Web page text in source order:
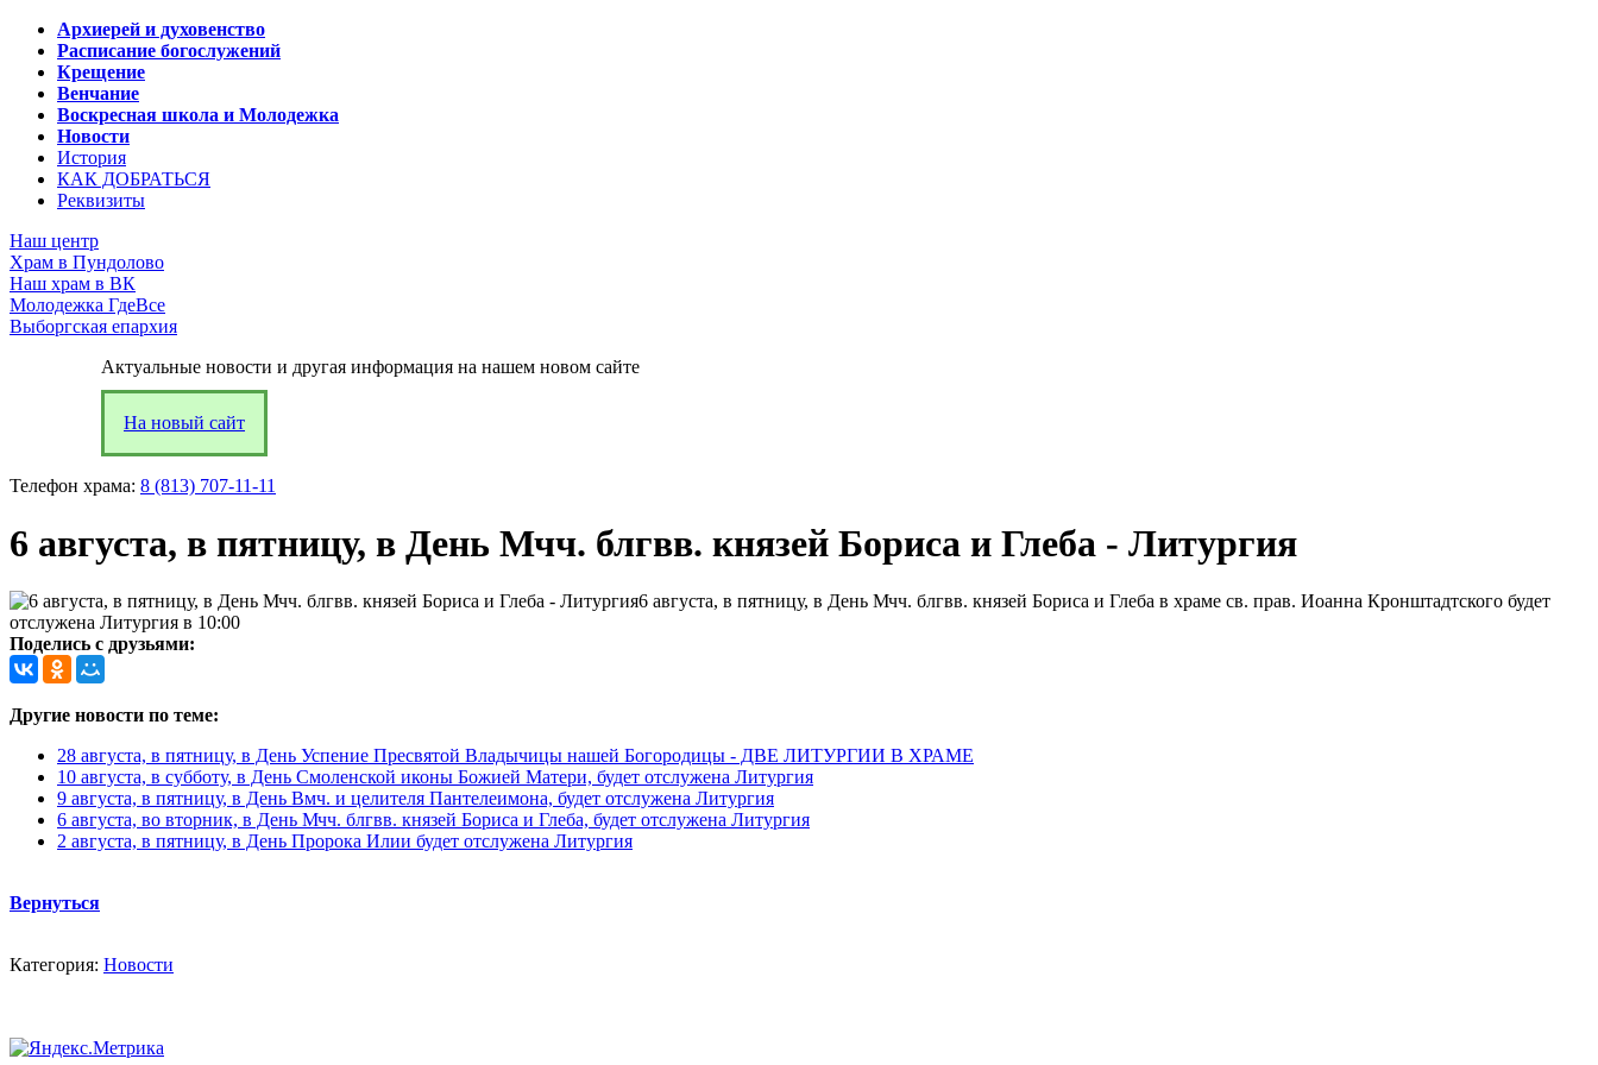
Архиерей и духовенство
Расписание богослужений
Крещение
Венчание
Воскресная школа и Молодежка
Новости
История
КАК ДОБРАТЬСЯ
Реквизиты
Наш центр
Храм в Пундолово
Наш храм в ВК
Молодежка ГдеВсе
Выборгская епархия
Актуальные новости и другая информация на нашем новом сайте
На новый сайт
Телефон храма: 8 (813) 707-11-11
6 августа, в пятницу, в День Мчч. блгвв. князей Бориса и Глеба - Литургия
6 августа, в пятницу, в День Мчч. блгвв. князей Бориса и Глеба в храме св. прав. Иоанна Кронштадтского будет
отслужена Литургия в 10:00
Поделись с друзьями:
Другие новости по теме:
28 августа, в пятницу, в День Успение Пресвятой Владычицы нашей Богородицы - ДВЕ ЛИТУРГИИ В ХРАМЕ
10 августа, в субботу, в День Смоленской иконы Божией Матери, будет отслужена Литургия
9 августа, в пятницу, в День Вмч. и целителя Пантелеимона, будет отслужена Литургия
6 августа, во вторник, в День Мчч. блгвв. князей Бориса и Глеба, будет отслужена Литургия
2 августа, в пятницу, в День Пророка Илии будет отслужена Литургия
Вернуться
Категория: Новости